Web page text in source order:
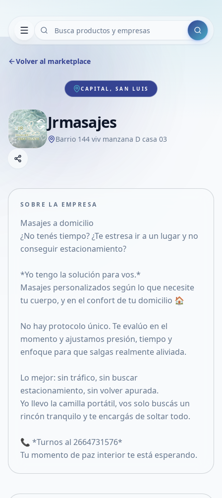
Buscar
Volver al marketplace
CAPITAL, SAN LUIS
Jrmasajes
Barrio 144 viv manzana D casa 03
Compartir empresa
Compartir en X
SOBRE LA EMPRESA
Masajes a domicilio
¿No tenés tiempo? ¿Te estresa ir a un lugar y no
conseguir estacionamiento?
*Yo tengo la solución para vos.*
Masajes personalizados según lo que necesite
tu cuerpo, y en el confort de tu domicilio 🏠
No hay protocolo único. Te evalúo en el
momento y ajustamos presión, tiempo y
enfoque para que salgas realmente aliviada.
Lo mejor: sin tráfico, sin buscar
estacionamiento, sin volver apurada.
Yo llevo la camilla portátil, vos solo buscás un
rincón tranquilo y te encargás de soltar todo.
📞 *Turnos al 2664731576*
Tu momento de paz interior te está esperando.